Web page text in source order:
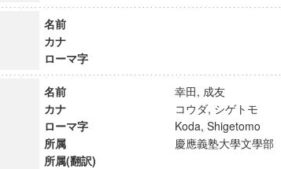
名前
カナ
ローマ字
名前
幸田, 成友
カナ
コウダ, シゲトモ
ローマ字
Koda, Shigetomo
所属
慶應義塾大學文學部
所属(翻訳)